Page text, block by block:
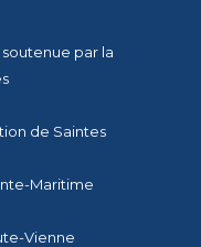
par la
de Saintes
Maritime
Vienne